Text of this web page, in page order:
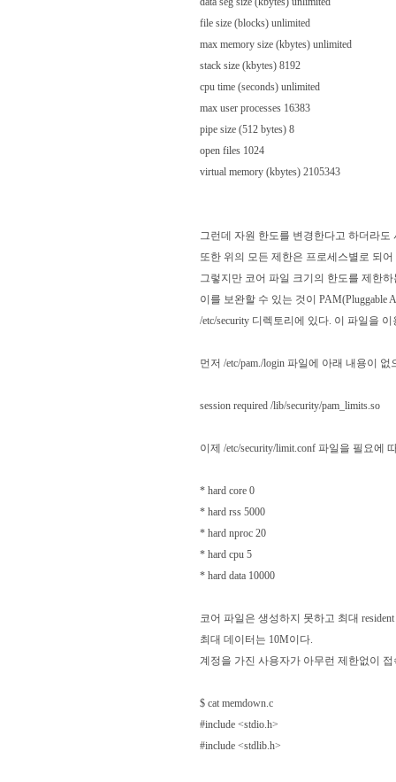
file size (blocks) unlimited
max memory size (kbytes) unlimited
stack size (kbytes) 8192
cpu time (seconds) unlimited
max user processes 16383
pipe size (512 bytes) 8
open files 1024
virtual memory (kbytes) 2105343
그런데 자원 한도를 변경한다고 하더라
또한 위의 모든 제한은 프로세스별로 되
그렇지만 코어 파일 크기의 한도를 제한
이를 보완할 수 있는 것이 PAM(Pluggable
/etc/security 디렉토리에 있다. 이 파일을
먼저 /etc/pam./login 파일에 아래 내용이
session required /lib/security/pam_limits.so
이제 /etc/security/limit.conf 파일을 필요에
* hard core 0
* hard rss 5000
* hard nproc 20
* hard cpu 5
* hard data 10000
코어 파일은 생성하지 못하고 최대
최대 데이터는 10M이다.
계정을 가진 사용자가 아무런 제한없이
$ cat memdown.c
#include <stdio.h>
#include <stdlib.h>